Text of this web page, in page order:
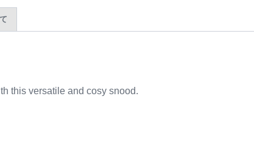
this versatile and cosy snood.